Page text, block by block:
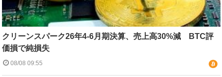
クリーンスパーク26年4-6月期決算、売上高30%減 BTC評
価損で純損失
08/08 09:55